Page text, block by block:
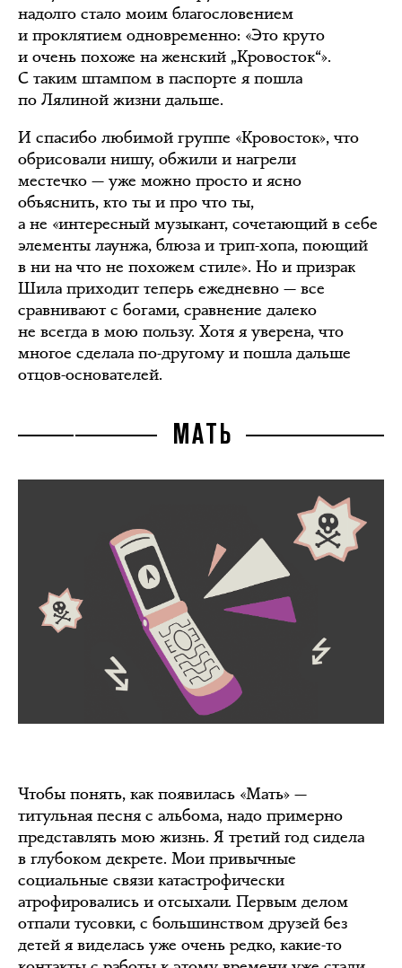
надолго стало моим благословением
и проклятием одновременно: «Это круто
и очень похоже на женский „Кровосток“».
С таким штампом в паспорте я пошла
по Лялиной жизни дальше.
И спасибо любимой группе «Кровосток», что
обрисовали нишу, обжили и нагрели
местечко — уже можно просто и ясно
объяснить, кто ты и про что ты,
а не «интересный музыкант, сочетающий в себе
элементы лаунжа, блюза и трип-хопа, поющий
в ни на что не похожем стиле». Но и призрак
Шила приходит теперь ежедневно — все
сравнивают с богами, сравнение далеко
не всегда в мою пользу. Хотя я уверена, что
многое сделала по-другому и пошла дальше
отцов-основателей.
МАТЬ
Чтобы понять, как появилась «Мать» —
титульная песня с альбома, надо примерно
представлять мою жизнь. Я третий год сидела
в глубоком декрете. Мои привычные
социальные связи катастрофически
атрофировались и отсыхали. Первым делом
отпали тусовки, с большинством друзей без
детей я виделась уже очень редко, какие-то